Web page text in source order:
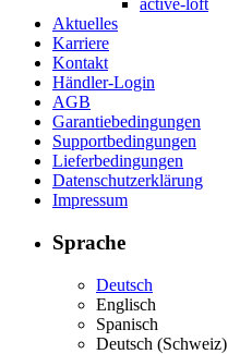
active-loft
Aktuelles
Karriere
Kontakt
Händler-Login
AGB
Garantiebedingungen
Supportbedingungen
Lieferbedingungen
Datenschutzerklärung
Impressum
Sprache
Deutsch
Englisch
Spanisch
Deutsch (Schweiz)